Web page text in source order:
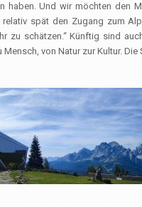
Und wir möchten den
spät den Zugang zum
zu schätzen.“ Künftig sind
von Natur zur Kultur.